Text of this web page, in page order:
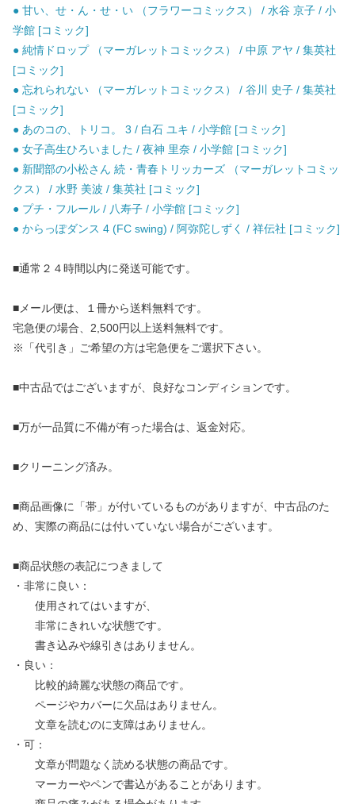
● 甘い、せ・ん・せ・い （フラワーコミックス） / 水谷 京子 / 小
学館 [コミック]
● 純情ドロップ （マーガレットコミックス） / 中原 アヤ / 集英社
[コミック]
● 忘れられない （マーガレットコミックス） / 谷川 史子 / 集英社
[コミック]
● あのコの、トリコ。 3 / 白石 ユキ / 小学館 [コミック]
● 女子高生ひろいました / 夜神 里奈 / 小学館 [コミック]
● 新聞部の小松さん 続・青春トリッカーズ （マーガレットコミッ
クス） / 水野 美波 / 集英社 [コミック]
● プチ・フルール / 八寿子 / 小学館 [コミック]
● からっぽダンス 4 (FC swing) / 阿弥陀しずく / 祥伝社 [コミック]
■通常２４時間以内に発送可能です。
■メール便は、１冊から送料無料です。
宅急便の場合、2,500円以上送料無料です。
※「代引き」ご希望の方は宅急便をご選択下さい。
■中古品ではございますが、良好なコンディションです。
■万が一品質に不備が有った場合は、返金対応。
■クリーニング済み。
■商品画像に「帯」が付いているものがありますが、中古品のた
め、実際の商品には付いていない場合がございます。
■商品状態の表記につきまして
・非常に良い：
使用されてはいますが、
非常にきれいな状態です。
書き込みや線引きはありません。
・良い：
比較的綺麗な状態の商品です。
ページやカバーに欠品はありません。
文章を読むのに支障はありません。
・可：
文章が問題なく読める状態の商品です。
マーカーやペンで書込があることがあります。